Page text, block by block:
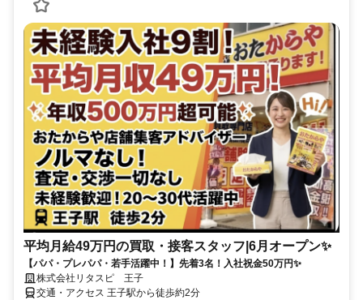
平均月給49万円の買取・接客スタッフ|6月オープン✨
【パパ・プレパパ・若手活躍中！】先着3名！入社祝金50万円✨
株式会社リタスピ 王子
交通・アクセス 王子駅から徒歩約2分